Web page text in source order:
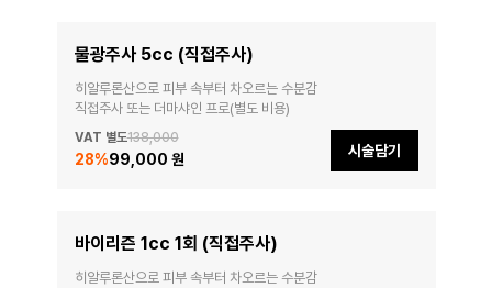
물광주사 5cc (직접주사)
히알루론산으로 피부 속부터 차오르는 수분감
직접주사 또는 더마샤인 프로(별도 비용)
VAT 별도138,000
28%99,000 원 시술담기
바이리즌 1cc 1회 (직접주사)
히알루론산으로 피부 속부터 차오르는 수분감